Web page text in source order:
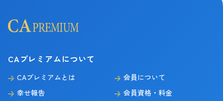
CAプレミアムについて
CAプレミアムとは
会員について
幸せ報告
会員資格・料金